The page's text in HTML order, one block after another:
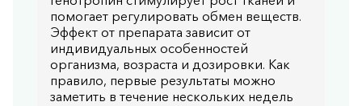
помогает регулировать обмен веществ.
Эффект от препарата зависит от
индивидуальных особенностей
организма, возраста и дозировки. Как
правило, первые результаты можно
заметить в течение нескольких недель